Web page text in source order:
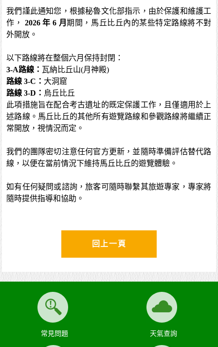
我們謹此通知您，根據秘魯文化部指示，由於保護和維護工
作， 2026 年 6 月期間，馬丘比丘內的某些特定路線將不對
外開放。
以下路線將在整個六月保持封閉：
3-A路線： 瓦納比丘山(月神殿)
路線 3-C： 大洞窟
路線 3-D： 烏丘比丘
此項措施旨在配合考古遺址的既定保護工作，且僅適用於上
述路線。馬丘比丘的其他所有遊覽路線和參觀路線將繼續正
常開放，視情況而定。
我們的團隊密切注意任何官方更新，並隨時準備評估替代路
線，以便在當前情況下維持馬丘比丘的遊覽體驗。
如有任何疑問或諮詢，旅客可隨時聯繫其旅遊專家，專家將
隨時提供指導和協助。
回上一頁
常見問題 天氣查詢